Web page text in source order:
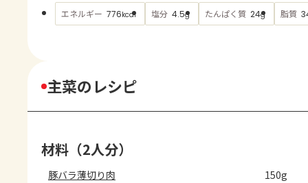
エネルギー 776kcal 塩分 4.5g たんぱく質 24g 脂質
主菜のレシピ
材料（2人分）
豚バラ薄切り肉 150g